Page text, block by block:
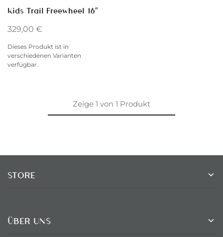
Kids Trail Freewheel 16″
329,00 €
Dieses Produkt ist in
verschiedenen Varianten
verfügbar.
Zeige 1 von 1 Produkt
STORE
ÜBER UNS